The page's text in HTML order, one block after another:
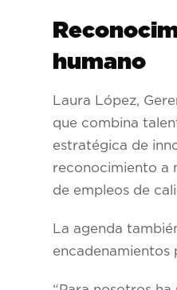
humano
Laura López,
que combina
estratégica de
reconocimiento a
de empleos de
La agenda
encadenamientos